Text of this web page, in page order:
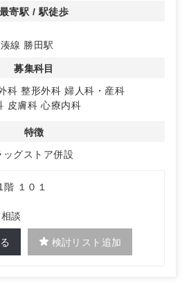
立地です。地域住民の方々に親しま
予定
設のドラッグストアが営業予定。医
に行え、患者様の利便性を一層高め
細はお問い合わせください。
最寄駅 / 駅徒歩
線 勝田駅
募集科目
科 整形外科 婦人科・産科
皮膚科 心療内科
特徴
ッグストア併設
階 １０１
談
検討リスト追加